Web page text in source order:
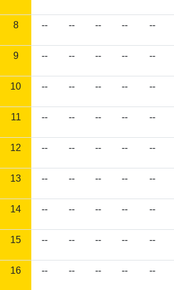
8 -- -- -- -- --
9 -- -- -- -- --
10 -- -- -- -- --
11 -- -- -- -- --
12 -- -- -- -- --
13 -- -- -- -- --
14 -- -- -- -- --
15 -- -- -- -- --
16 -- -- -- -- --